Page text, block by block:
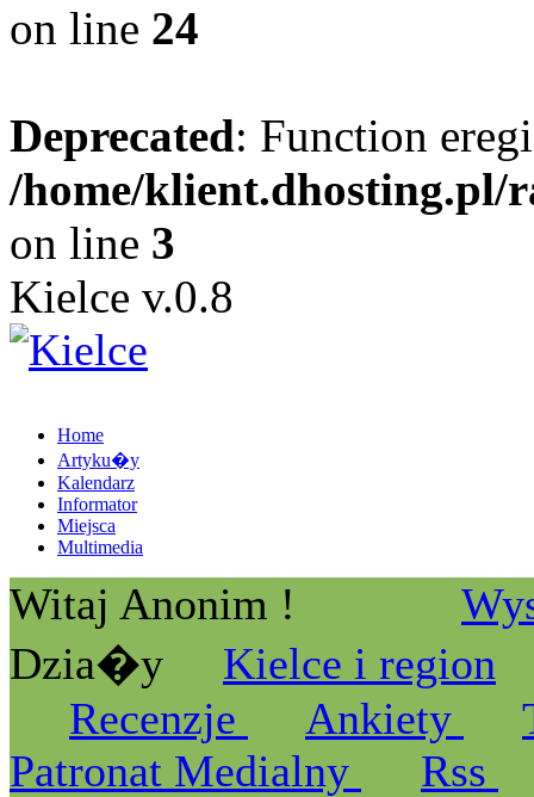
on line 24
Deprecated: Function
/home/
on line 3
Kielce v.0.8
Home
Artyku�y
Kalendarz
Informator
Miejsca
Multimedia
Witaj Anonim !
Dzia�y
Kielce i region
Recenzje
Ankiety
Patronat Medialny
Rss